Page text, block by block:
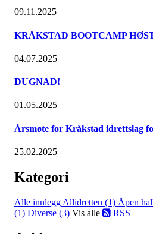
09.11.2025
KRÅKSTAD BOOTCAMP HØST
04.07.2025
DUGNAD!
01.05.2025
Årsmøte for Kråkstad idrettslag
25.02.2025
Kategori
Alle innlegg Allidretten (1) Åpen
(1) Diverse (3) Vis alle RSS